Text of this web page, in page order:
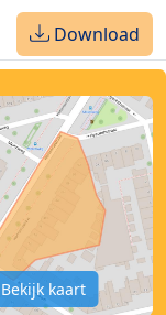
Download
Bekijk kaart